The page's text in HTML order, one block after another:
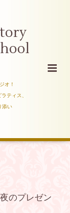
オ！
ティス、
添い
のプレゼン